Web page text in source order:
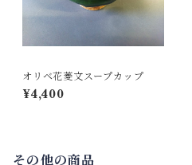
オリベ花菱文スープカップ
¥4,400
その他の商品